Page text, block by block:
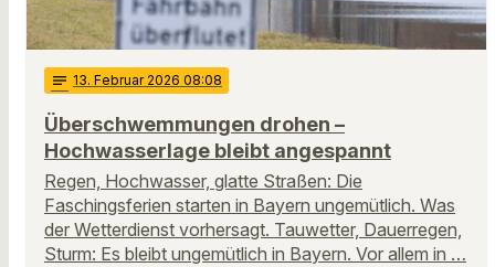
notes 13. Februar 2026 08:08
Überschwemmungen drohen –
Hochwasserlage bleibt angespannt
Regen, Hochwasser, glatte Straßen: Die
Faschingsferien starten in Bayern ungemütlich. Was
der Wetterdienst vorhersagt. Tauwetter, Dauerregen,
Sturm: Es bleibt ungemütlich in Bayern. Vor allem in …